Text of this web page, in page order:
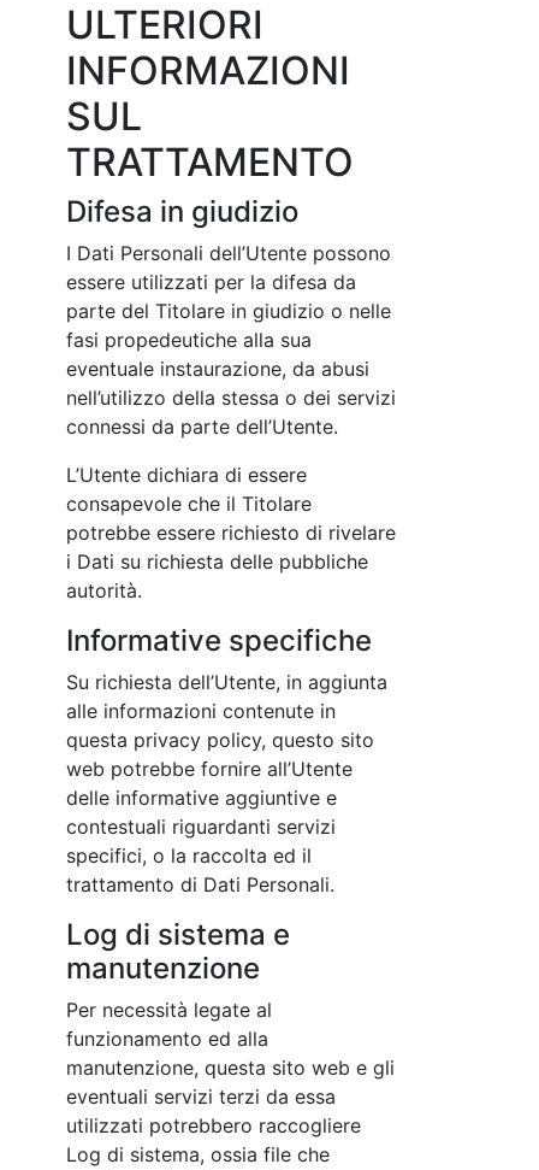
ULTERIORI
INFORMAZIONI
SUL
TRATTAMENTO
Difesa in giudizio
I Dati Personali dell’Utente possono
essere utilizzati per la difesa da
parte del Titolare in giudizio o nelle
fasi propedeutiche alla sua
eventuale instaurazione, da abusi
nell’utilizzo della stessa o dei servizi
connessi da parte dell’Utente.
L’Utente dichiara di essere
consapevole che il Titolare
potrebbe essere richiesto di rivelare
i Dati su richiesta delle pubbliche
autorità.
Informative specifiche
Su richiesta dell’Utente, in aggiunta
alle informazioni contenute in
questa privacy policy, questo sito
web potrebbe fornire all’Utente
delle informative aggiuntive e
contestuali riguardanti servizi
specifici, o la raccolta ed il
trattamento di Dati Personali.
Log di sistema e
manutenzione
Per necessità legate al
funzionamento ed alla
manutenzione, questa sito web e gli
eventuali servizi terzi da essa
utilizzati potrebbero raccogliere
Log di sistema, ossia file che